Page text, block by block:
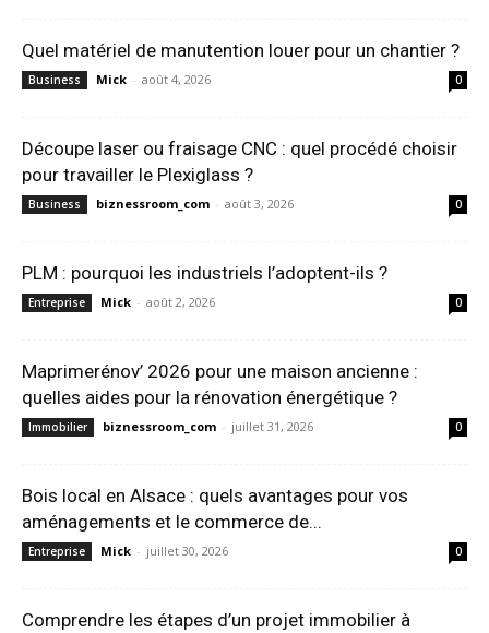
Quel matériel de manutention louer pour un chantier ?
Business Mick - août 4, 2026 0
Découpe laser ou fraisage CNC : quel procédé choisir
pour travailler le Plexiglass ?
Business biznessroom_com - août 3, 2026 0
PLM : pourquoi les industriels l’adoptent-ils ?
Entreprise Mick - août 2, 2026 0
Maprimerénov’ 2026 pour une maison ancienne :
quelles aides pour la rénovation énergétique ?
Immobilier biznessroom_com - juillet 31, 2026 0
Bois local en Alsace : quels avantages pour vos
aménagements et le commerce de...
Entreprise Mick - juillet 30, 2026 0
Comprendre les étapes d’un projet immobilier à